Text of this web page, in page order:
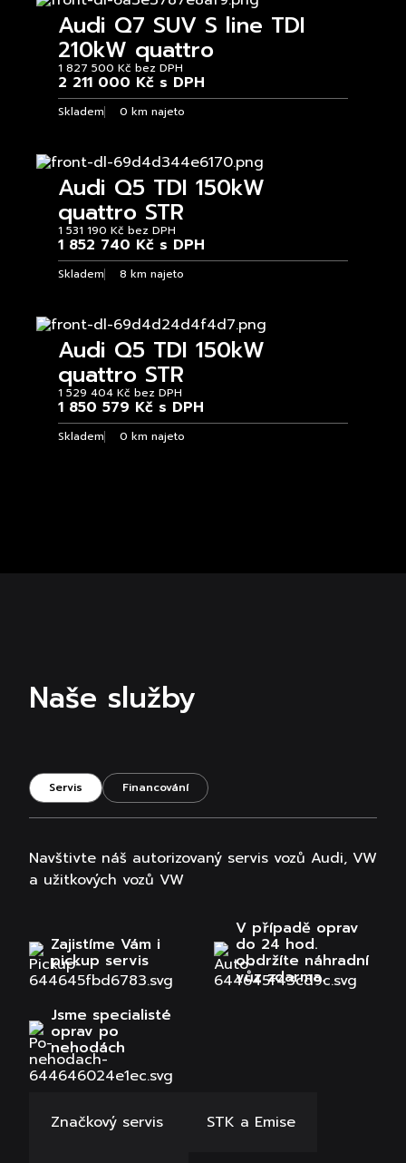
Audi Q7 SUV S line TDI
210kW quattro
1 827 500 Kč bez DPH
2 211 000 Kč s DPH
Skladem 0 km najeto
Audi Q5 TDI 150kW
quattro STR
1 531 190 Kč bez DPH
1 852 740 Kč s DPH
Skladem 8 km najeto
Audi Q5 TDI 150kW
quattro STR
1 529 404 Kč bez DPH
1 850 579 Kč s DPH
Skladem 0 km najeto
Naše služby
Servis Financování
Navštivte náš autorizovaný servis vozů Audi, VW
a užitkových vozů VW
Zajistíme Vám i
pickup servis
V případě oprav
do 24 hod.
obdržíte náhradní
vůz zdarma.
Jsme specialisté
oprav po
nehodách
Značkový servis STK a Emise